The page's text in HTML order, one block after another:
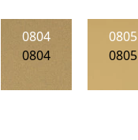
0804
0804
0805
0805